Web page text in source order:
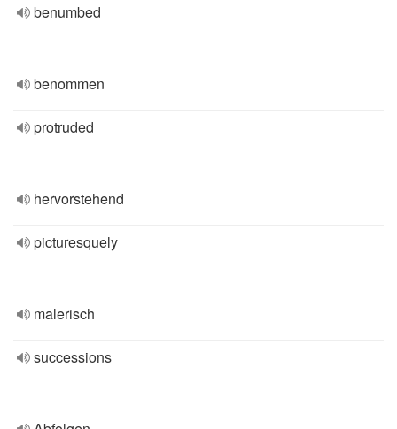
benumbed
benommen
protruded
hervorstehend
picturesquely
malerisch
successions